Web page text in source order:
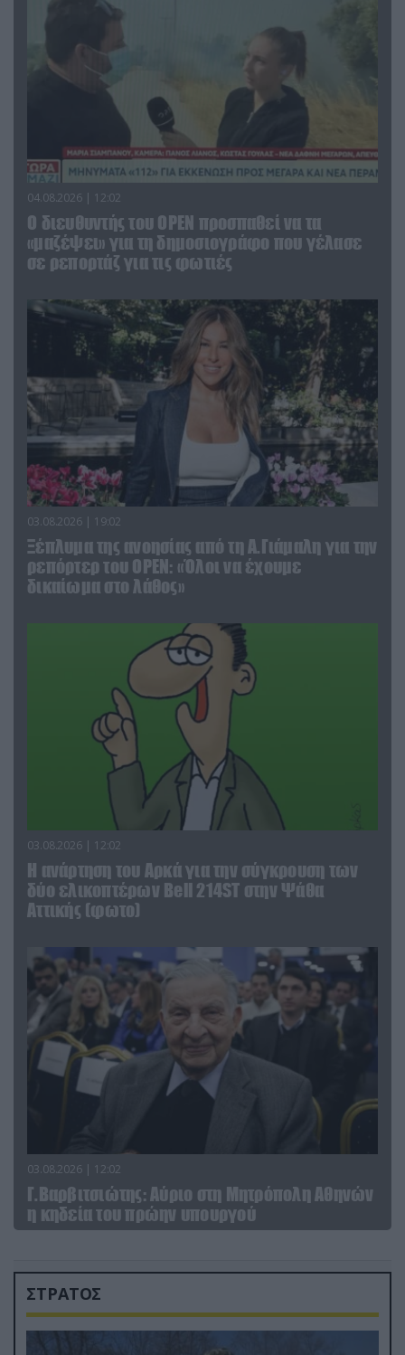
04.08.2026 | 12:02
O διευθυντής του OPEN προσπαθεί να τα
«μαζέψει» για τη δημοσιογράφο που γέλασε
σε ρεπορτάζ για τις φωτιές
03.08.2026 | 19:02
Ξέπλυμα της ανοησίας από τη Α.Γιάμαλη για την
ρεπόρτερ του ΟΡΕΝ: «Όλοι να έχουμε
δικαίωμα στο λάθος»
03.08.2026 | 12:02
Η ανάρτηση του Αρκά για την σύγκρουση των
δύο ελικοπτέρων Bell 214ST στην Ψάθα
Αττικής (φωτο)
03.08.2026 | 12:02
Γ.Βαρβιτσιώτης: Aύριο στη Μητρόπολη Αθηνών
η κηδεία του πρώην υπουργού
ΣΤΡΑΤΟΣ